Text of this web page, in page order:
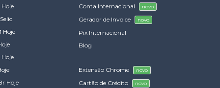
Hoje
Hoje
Hoje
Hoje
Conta Internacional
novo
Gerador de Invoice novo
Pix Internacional
Blog
Extensão Chrome novo
Cartão de Crédito novo